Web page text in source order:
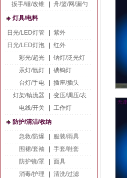
扳手/锤/改锥
舟/篮/网/漏勺
灯具/电料
日光/LED灯管
紫外
日光/LED灯泡
红外
彩光/超光
钠灯/泛光灯
汞灯/氙灯
碘钨灯
台灯/手电
插座/插头
灯架/镇流器
变压/调压/表
电线/开关
工作灯
防护/清洁/收纳
急救/防爆
服装/雨具
围裙/套袖
手套/鞋套
防护镜/罩
面具
消毒/护理
清洗/过滤